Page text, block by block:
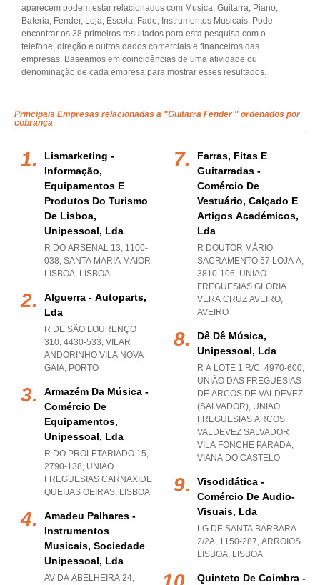
aparecem podem estar relacionados com Musica, Guitarra, Piano,
Bateria, Fender, Loja, Escola, Fado, Instrumentos Musicais. Pode
encontrar os 38 primeiros resultados para esta pesquisa com o
telefone, direção e outros dados comerciais e financeiros das
empresas. Baseamos em coincidências de uma atividade ou
denominação de cada empresa para mostrar esses resultados.
Principais Empresas relacionadas a "Guitarra Fender " ordenados por
cobrança
Lismarketing -
Informação,
Equipamentos E
Produtos Do Turismo
De Lisboa,
Unipessoal, Lda
R DO ARSENAL 13, 1100-
038, SANTA MARIA MAIOR
LISBOA, LISBOA
Alguerra - Autoparts,
Lda
R DE SÃO LOURENÇO
310, 4430-533, VILAR
ANDORINHO VILA NOVA
GAIA, PORTO
Armazém Da Música -
Comércio De
Equipamentos,
Unipessoal, Lda
R DO PROLETARIADO 15,
2790-138, UNIAO
FREGUESIAS CARNAXIDE
QUEIJAS OEIRAS, LISBOA
Amadeu Palhares -
Instrumentos
Musicais, Sociedade
Unipessoal, Lda
AV DA ABELHEIRA 24,
Farras, Fitas E
Guitarradas -
Comércio De
Vestuário, Calçado E
Artigos Académicos,
Lda
R DOUTOR MÁRIO
SACRAMENTO 57 LOJA A,
3810-106, UNIAO
FREGUESIAS GLORIA
VERA CRUZ AVEIRO,
AVEIRO
Dê Dê Música,
Unipessoal, Lda
R A LOTE 1 R/C, 4970-600,
UNIÃO DAS FREGUESIAS
DE ARCOS DE VALDEVEZ
(SALVADOR), UNIAO
FREGUESIAS ARCOS
VALDEVEZ SALVADOR
VILA FONCHE PARADA,
VIANA DO CASTELO
Visodidática -
Comércio De Audio-
Visuais, Lda
LG DE SANTA BÁRBARA
2/2A, 1150-287, ARROIOS
LISBOA, LISBOA
Quinteto De Coimbra -